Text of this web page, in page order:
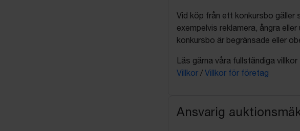
Vid köp från ett konkursbo gäller
exempelvis reklamera, ångra
konkursbo är begränsade eller
Läs gärna våra fullständiga
Villkor / Villkor för företag
Ansvarig